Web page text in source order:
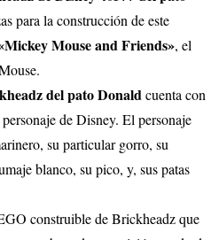
para la construcción de este
Mouse and Friends», el
del pato Donaldcuenta con
de Disney. El personaje
su particular gorro, su
blanco, su pico, y, sus patas
construible de Brickheadz que